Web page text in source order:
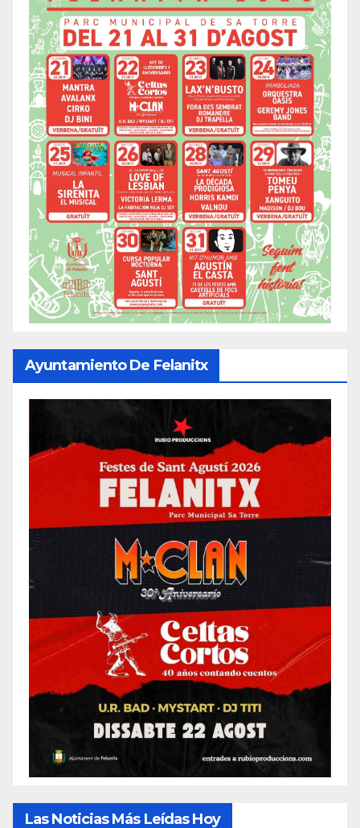
Ayuntamiento De Felanitx
Las Noticias Más Leídas Hoy